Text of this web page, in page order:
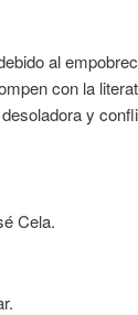
al
con la
y
Cela.